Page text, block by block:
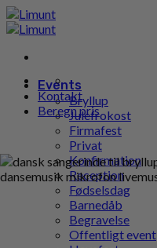
Gå
til
Events
Bryllup
Julefrokost
Firmafest
Privat
Konfirmation
Reception
Fødselsdag
Barnedåb
Begravelse
Offentligt event
Kontakt
Beregn pris